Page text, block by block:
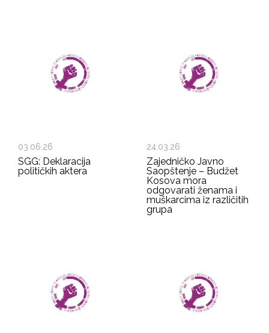
03.06.26
SGG: Deklaracija
političkih aktera
24.03.26
Zajedničko Javno
Saopštenje – Budžet
Kosova mora
odgovarati ženama i
muškarcima iz različitih
grupa